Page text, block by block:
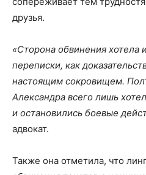
друзья.
«Сторона обвинения хотела
переписки, как
настоящим сокровищем.
Александра всего лишь
и остановились боевые
адвокат.
Также она отметила, что